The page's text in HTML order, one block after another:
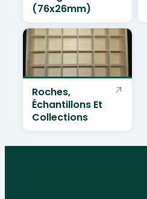
(76x26mm)
Roches,
Échantillons Et
Collections